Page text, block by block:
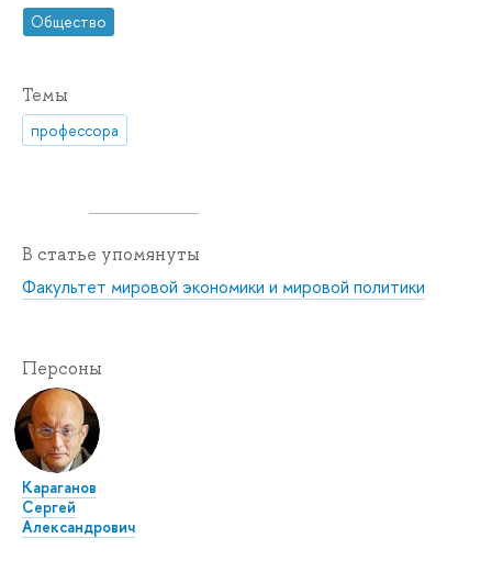
Общество
Темы
профессора
В статье упомянуты
Факультет мировой экономики и мировой политики
Персоны
Караганов
Сергей
Александрович